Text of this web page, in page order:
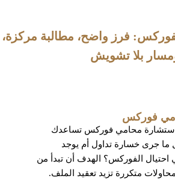
فرز واضح، مطالبة مركزة،
بلا تشويش
فوركس
محامي فوركس تساعدك
جرى خسارة تداول أم يوجد
الفوركس؟ الهدف أن تبدأ من
متكررة تزيد تعقيد الملف.